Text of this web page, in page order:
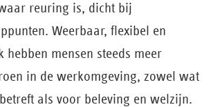
reuring is, dicht bij
Weerbaar, flexibel en
hebben mensen steeds meer
in de werkomgeving, zowel wat
als voor beleving en welzijn.